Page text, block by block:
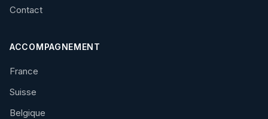
Contact
ACCOMPAGNEMENT
France
Suisse
Belgique